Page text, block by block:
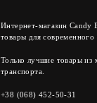
Интернет-магазин Candy
товары для
Только лучшие товары из
транспорта.
+38 (068) 452-50-31